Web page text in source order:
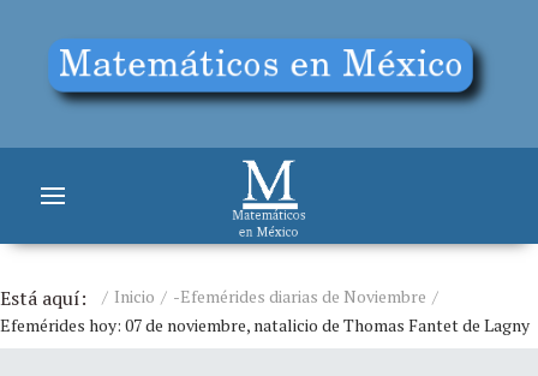
Está aquí: Inicio
-Efemérides diarias de Noviembre
Efemérides hoy: 07 de noviembre, natalicio de Thomas Fantet de Lagny